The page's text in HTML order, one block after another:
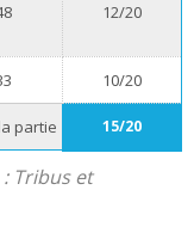
12/20
10/20
partie 15/20
: Tribus et